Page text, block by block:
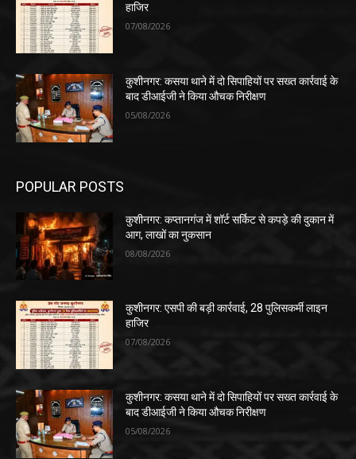
हाजिर
07/08/2026
कुशीनगर: कसया थाने में दो सिपाहियों पर सख्त कार्रवाई के
बाद डीआईजी ने किया औचक निरीक्षण
05/08/2026
POPULAR POSTS
कुशीनगर: कप्तानगंज में शॉर्ट सर्किट से कपड़े की दुकान में
आग, लाखों का नुकसान
08/08/2026
कुशीनगर: एसपी की बड़ी कार्रवाई, 28 पुलिसकर्मी लाइन
हाजिर
07/08/2026
कुशीनगर: कसया थाने में दो सिपाहियों पर सख्त कार्रवाई के
बाद डीआईजी ने किया औचक निरीक्षण
05/08/2026